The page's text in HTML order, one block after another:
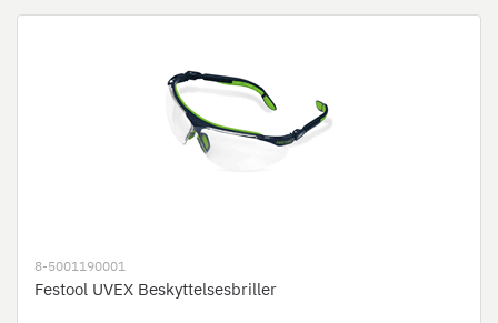
8-5001190001
Festool UVEX Beskyttelsesbriller